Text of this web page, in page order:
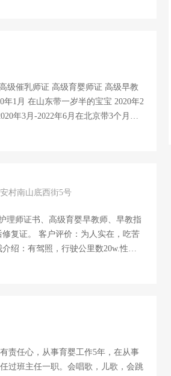
格随和，责任心强，有爱心，我是
村南山底西街5号
绍：有驾照，行驶公里数20w.性格
责任心，从事育婴工作5年，在从事
过班主任一职。会唱歌，儿歌，会跳